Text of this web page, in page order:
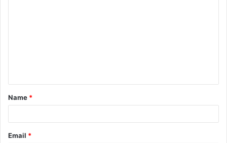
t
*
Name *
Email *